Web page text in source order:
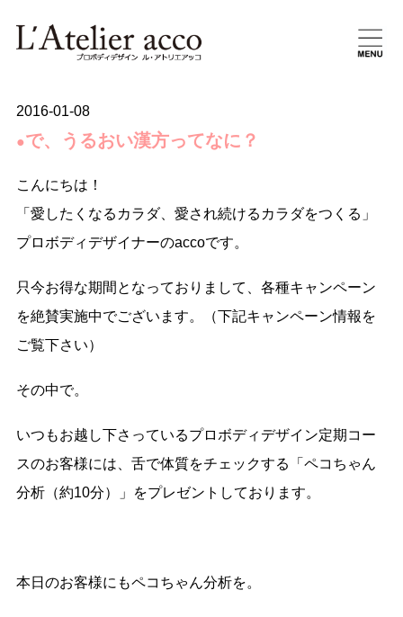
2016-01-08
●で、うるおい漢方ってなに？
こんにちは！
「愛したくなるカラダ、愛され続けるカラダをつくる」
プロボディデザイナーのaccoです。
只今お得な期間となっておりまして、各種キャンペーン
を絶賛実施中でございます。（下記キャンペーン情報を
ご覧下さい）
その中で。
いつもお越し下さっているプロボディデザイン定期コー
スのお客様には、舌で体質をチェックする「ペコちゃん
分析（約10分）」をプレゼントしております。
本日のお客様にもペコちゃん分析を。